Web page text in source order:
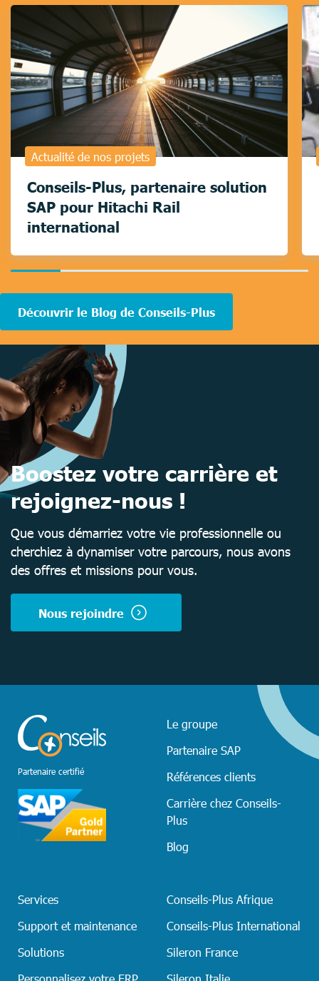
Actualité de nos projets
Conseils-Plus, partenaire solution
SAP pour Hitachi Rail
international
completed
Découvrir le Blog de Conseils-Plus
Boostez votre carrière et
rejoignez-nous !
Que vous démarriez votre vie professionnelle ou
cherchiez à dynamiser votre parcours, nous avons
des offres et missions pour vous.
Nous rejoindre
Partenaire certifié
Le groupe
Partenaire SAP
Références clients
Carrière chez Conseils-
Plus
Blog
Services
Support et maintenance
Solutions
Personnalisez votre ERP
Conseils-Plus Afrique
Conseils-Plus International
Sileron France
Sileron Italie